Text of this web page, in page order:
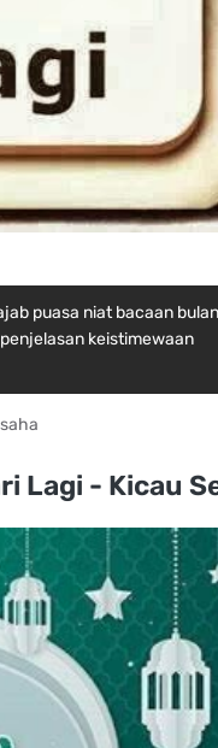
puasa niat bacaan bulan
keistimewaan
Lagi - Kicau